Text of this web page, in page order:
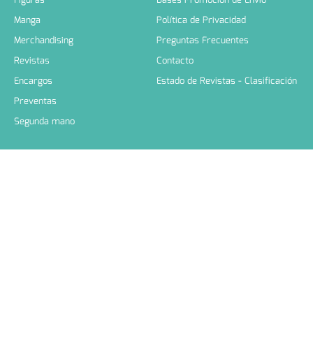
Manga
Merchandising
Revistas
Encargos
Preventas
Segunda mano
Política de Privacidad
Preguntas Frecuentes
Contacto
Estado de Revistas - Clasificación